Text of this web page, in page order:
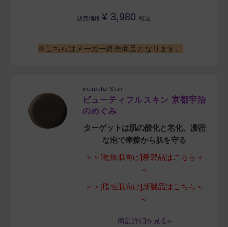
販売価格 ¥ 3,980 税込
※こちらはメーカー終売商品となります。
Beautiful Skin
ビューティフルスキン 京都宇治
のめぐみ
ターゲットは肌の酸化と老化、濃密
な泡で摩擦から肌を守る
＞＞[乾燥肌向け]新製品はこちら＜
＜
＞＞[脂性肌向け]新製品はこちら＜
＜
商品詳細を見る»